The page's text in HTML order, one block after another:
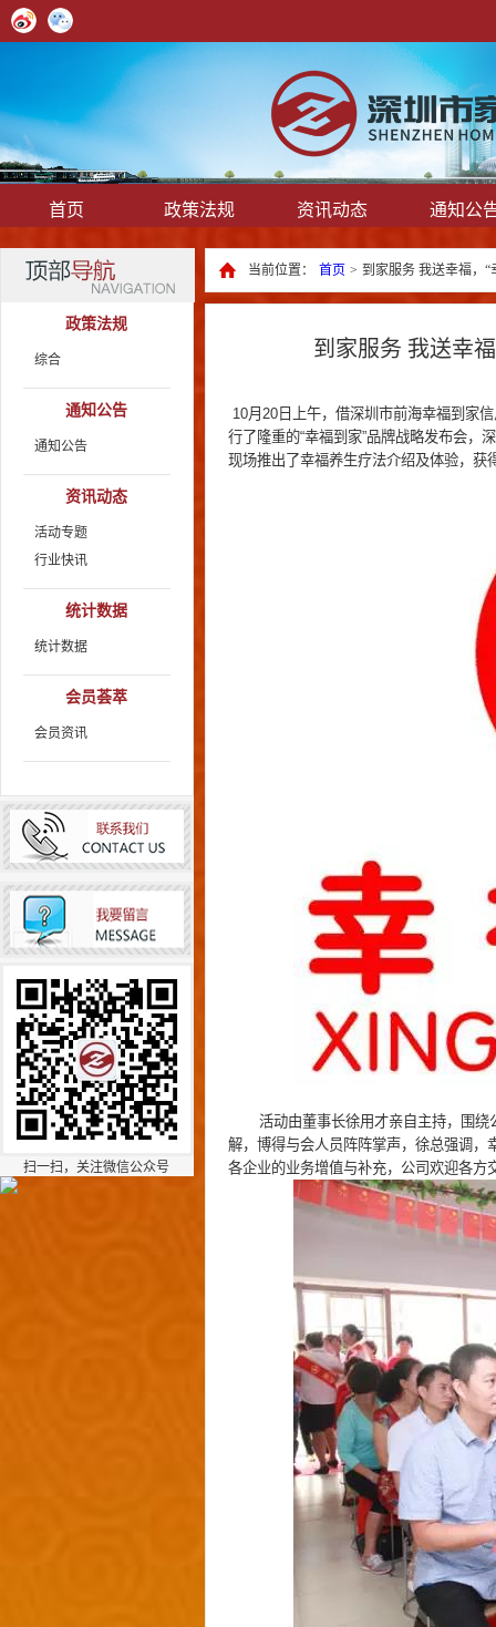
首页 政策法规 资讯动态 通知公
政策法规
综合
通知公告
通知公告
资讯动态
活动专题
行业快讯
统计数据
统计数据
会员荟萃
会员资讯
扫一扫，关注微信公众号
当前位置： 首页 > 到家服务 我送幸福，
到家服务 我送幸
10月20日上午，借深圳市前海幸福到家
行了隆重的“幸福到家”品牌战略发布会，
现场推出了幸福养生疗法介绍及体验，获
活动由董事长徐用才亲自主持，围绕
解，博得与会人员阵阵掌声，徐总强调，
各企业的业务增值与补充，公司欢迎各方